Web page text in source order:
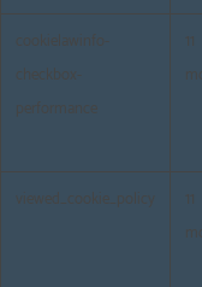
cookielawinfo-
checkbox-
performance
11
viewed_cookie_policy
11